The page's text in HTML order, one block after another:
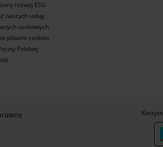
rozwój ESG
naszych usług
osobowych
plikami cookies
Polskiej